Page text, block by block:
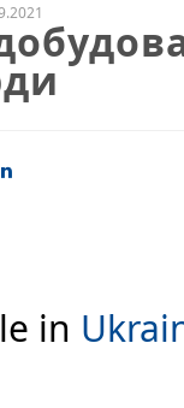
in